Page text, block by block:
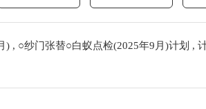
, ○纱门张替○白蚁点检(2025年9月)计划 ,